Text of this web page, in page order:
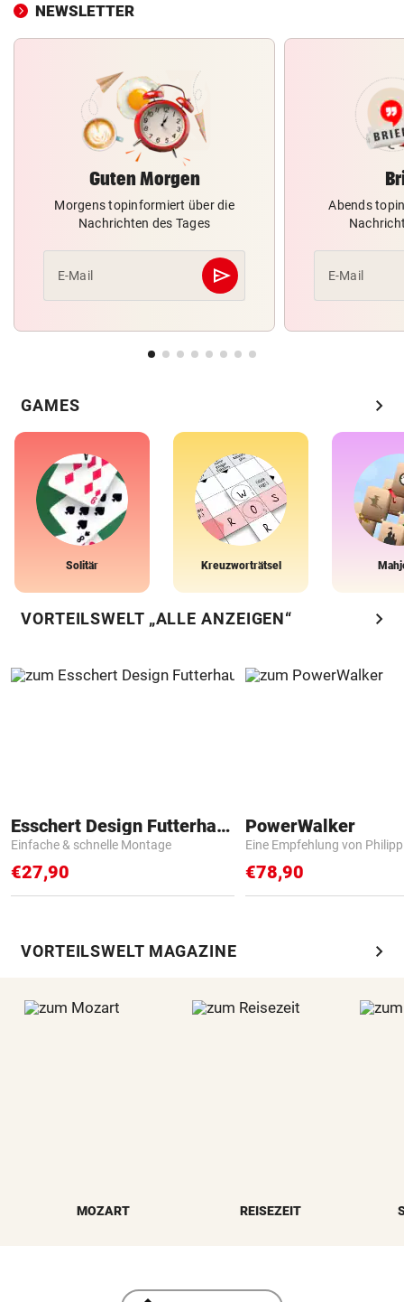
NEWSLETTER
Guten Morgen
Morgens topinformiert über die
Nachrichten des Tages
E-Mail send
Abschicken
Abends
E-Mail
GAMES chevron_right
Solitär Kreuzworträtsel
VORTEILSWELT „ALLE ANZEIGEN“ chevron_right
Esschert Design Futterhaus
Einfache & schnelle Montage
€27,90
PowerWalker
Eine Empfehlung von
€78,90
VORTEILSWELT MAGAZINE chevron_right
MOZART REISEZEIT